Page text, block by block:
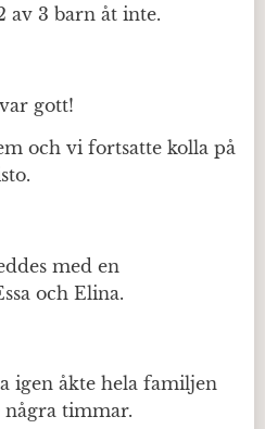
av 3 barn åt inte.
gott!
och vi fortsatte kolla på
med en
och Elina.
igen åkte hela familjen
timmar.